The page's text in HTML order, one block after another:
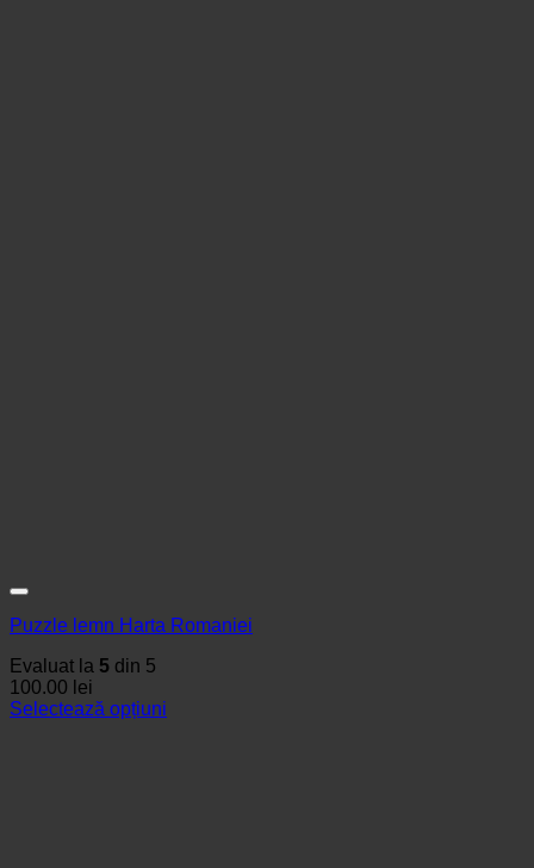
Puzzle lemn Harta Romaniei
Evaluat la 5 din 5
100.00 lei
Selectează opțiuni